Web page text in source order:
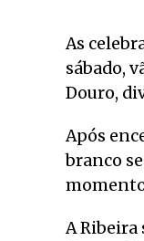
As
sábado,
Douro,
Após
branco
momento
A Ribeira